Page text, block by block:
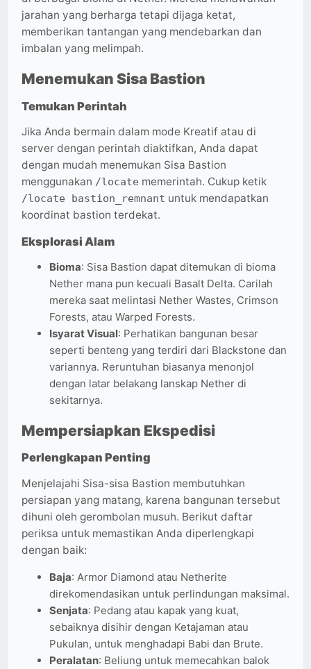
jarahan yang berharga tetapi dijaga ketat,
memberikan tantangan yang mendebarkan dan
imbalan yang melimpah.
Menemukan Sisa Bastion
Temukan Perintah
Jika Anda bermain dalam mode Kreatif atau di
server dengan perintah diaktifkan, Anda dapat
dengan mudah menemukan Sisa Bastion
menggunakan /locate memerintah. Cukup ketik
/locate bastion_remnant untuk mendapatkan
koordinat bastion terdekat.
Eksplorasi Alam
Bioma: Sisa Bastion dapat ditemukan di bioma
Nether mana pun kecuali Basalt Delta. Carilah
mereka saat melintasi Nether Wastes, Crimson
Forests, atau Warped Forests.
Isyarat Visual: Perhatikan bangunan besar
seperti benteng yang terdiri dari Blackstone dan
variannya. Reruntuhan biasanya menonjol
dengan latar belakang lanskap Nether di
sekitarnya.
Mempersiapkan Ekspedisi
Perlengkapan Penting
Menjelajahi Sisa-sisa Bastion membutuhkan
persiapan yang matang, karena bangunan tersebut
dihuni oleh gerombolan musuh. Berikut daftar
periksa untuk memastikan Anda diperlengkapi
dengan baik:
Baja: Armor Diamond atau Netherite
direkomendasikan untuk perlindungan maksimal.
Senjata: Pedang atau kapak yang kuat,
sebaiknya disihir dengan Ketajaman atau
Pukulan, untuk menghadapi Babi dan Brute.
Peralatan: Beliung untuk memecahkan balok